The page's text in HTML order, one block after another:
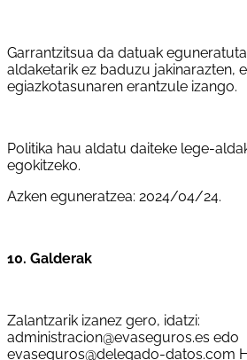
Garrantzitsua da datuak
aldaketarik ez baduzu jakinarazten,
egiazkotasunaren erantzule izango.
Politika hau aldatu daiteke lege-
egokitzeko.
Azken eguneratzea: 2024/04/24.
10. Galderak
Zalantzarik izanez gero, idatzi:
administracion@evaseguros.es edo
evaseguros@delegado-datos.com